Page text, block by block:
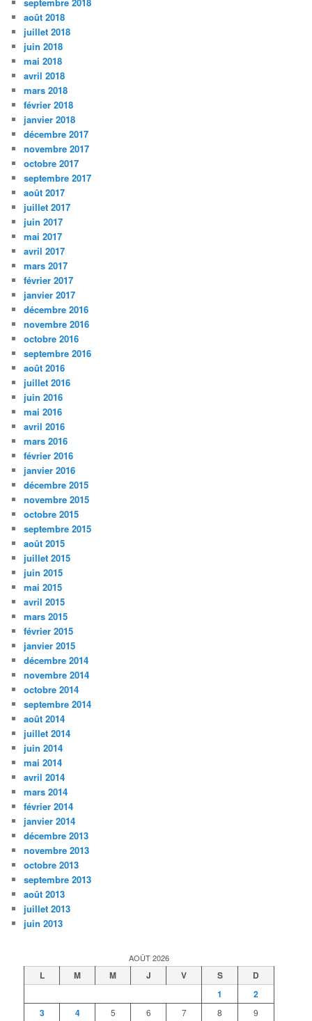
août 2018
juillet 2018
juin 2018
mai 2018
avril 2018
mars 2018
février 2018
janvier 2018
décembre 2017
novembre 2017
octobre 2017
septembre 2017
août 2017
juillet 2017
juin 2017
mai 2017
avril 2017
mars 2017
février 2017
janvier 2017
décembre 2016
novembre 2016
octobre 2016
septembre 2016
août 2016
juillet 2016
juin 2016
mai 2016
avril 2016
mars 2016
février 2016
janvier 2016
décembre 2015
novembre 2015
octobre 2015
septembre 2015
août 2015
juillet 2015
juin 2015
mai 2015
avril 2015
mars 2015
février 2015
janvier 2015
décembre 2014
novembre 2014
octobre 2014
septembre 2014
août 2014
juillet 2014
juin 2014
mai 2014
avril 2014
mars 2014
février 2014
janvier 2014
décembre 2013
novembre 2013
octobre 2013
septembre 2013
août 2013
juillet 2013
juin 2013
AOÛT 2026
L M M J V S
D
1
2
3
4 5 6 7 8 9